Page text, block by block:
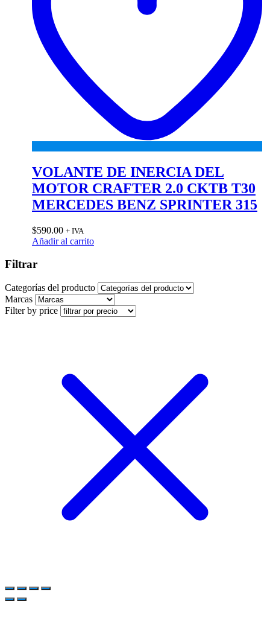
VOLANTE DE INERCIA DEL
MOTOR CRAFTER 2.0 CKTB T30
MERCEDES BENZ SPRINTER 315
$590.00 + IVA
Añadir al carrito
Filtrar
Categorías del producto
Marcas
Filter by price